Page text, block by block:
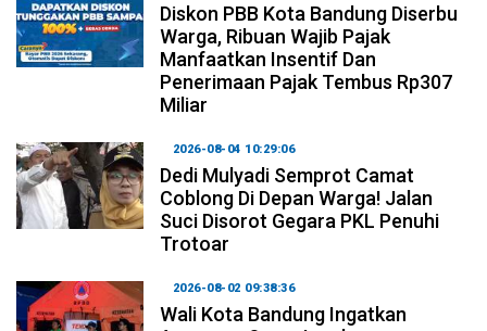
Diskon PBB Kota Bandung Diserbu
Warga, Ribuan Wajib Pajak
Manfaatkan Insentif Dan
Penerimaan Pajak Tembus Rp307
Miliar
2026-08-04 10:29:06
Dedi Mulyadi Semprot Camat
Coblong Di Depan Warga! Jalan
Suci Disorot Gegara PKL Penuhi
Trotoar
2026-08-02 09:38:36
Wali Kota Bandung Ingatkan